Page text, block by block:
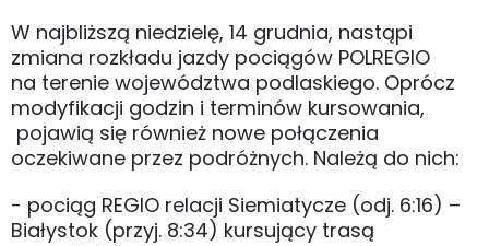
W najbliższą niedzielę, 14 grudnia, nastąpi
zmiana rozkładu jazdy pociągów POLREGIO
na terenie województwa podlaskiego. Oprócz
modyfikacji godzin i terminów kursowania,
pojawią się również nowe połączenia
oczekiwane przez podróżnych. Należą do nich:
- pociąg REGIO relacji Siemiatycze (odj. 6:16) –
Białystok (przyj. 8:34) kursujący trasą